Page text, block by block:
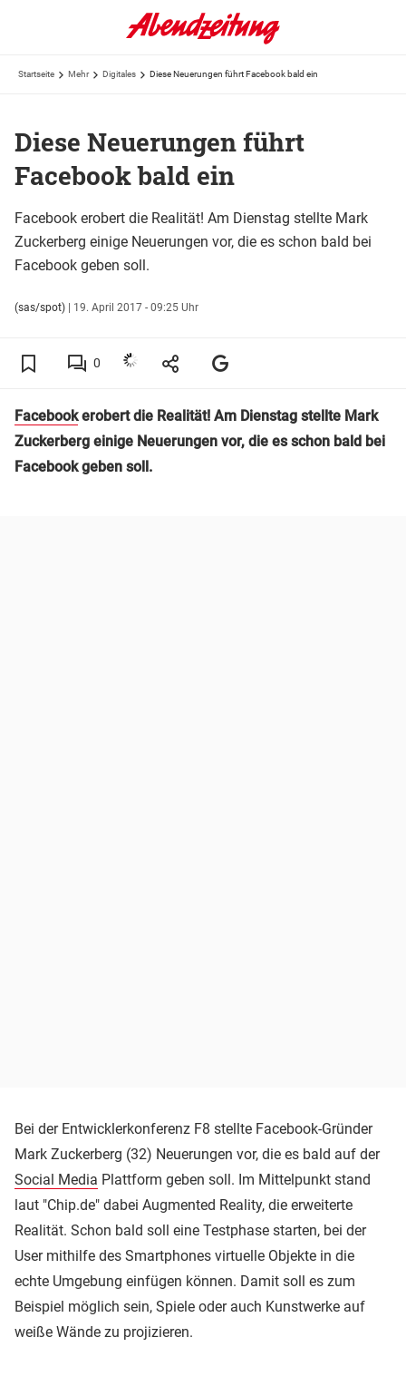
Startseite Mehr Digitales Diese Neuerungen führt Facebook bald ein
Diese Neuerungen führt
Facebook bald ein
Facebook erobert die Realität! Am Dienstag stellte Mark
Zuckerberg einige Neuerungen vor, die es schon bald bei
Facebook geben soll.
(sas/spot) | 19. April 2017 - 09:25 Uhr
0
Facebookerobert die Realität! Am Dienstag stellte Mark
Zuckerberg einige Neuerungen vor, die es schon bald bei
Facebook geben soll.
Bei der Entwicklerkonferenz F8 stellte Facebook-Gründer
Mark Zuckerberg (32) Neuerungen vor, die es bald auf der
Social Media Plattform geben soll. Im Mittelpunkt stand
laut "Chip.de" dabei Augmented Reality, die erweiterte
Realität. Schon bald soll eine Testphase starten, bei der
User mithilfe des Smartphones virtuelle Objekte in die
echte Umgebung einfügen können. Damit soll es zum
Beispiel möglich sein, Spiele oder auch Kunstwerke auf
weiße Wände zu projizieren.